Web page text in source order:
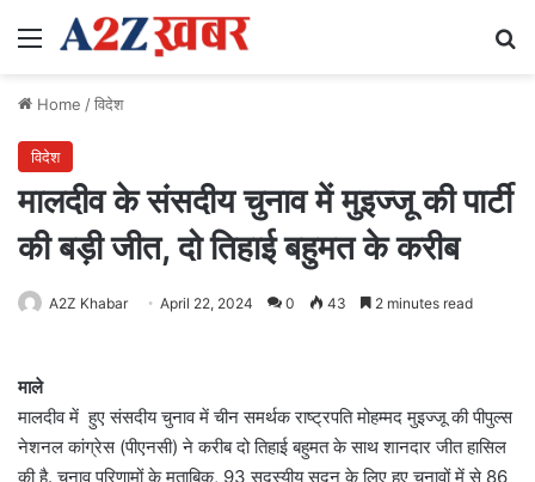
Menu
Home /विदेश
विदेश
मालदीव के संसदीय चुनाव में मुइज्जू की पार्टी
की बड़ी जीत, दो तिहाई बहुमत के करीब
A2Z Khabar April 22, 2024 0 43 2 minutes read
माले
मालदीव में हुए संसदीय चुनाव में चीन समर्थक राष्ट्रपति मोहम्मद मुइज्जू की पीपुल्स
नेशनल कांग्रेस (पीएनसी) ने करीब दो तिहाई बहुमत के साथ शानदार जीत हासिल
की है. चुनाव परिणामों के मुताबिक, 93 सदस्यीय सदन के लिए हुए चुनावों में से 86